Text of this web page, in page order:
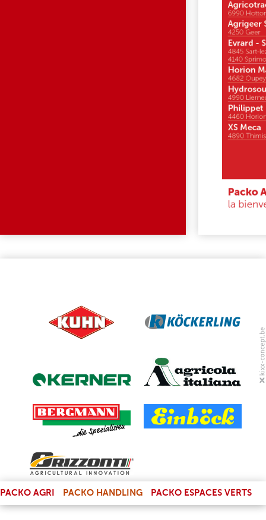
PACKO AGRI PACKO HANDLING PACKO ESPACES VERTS